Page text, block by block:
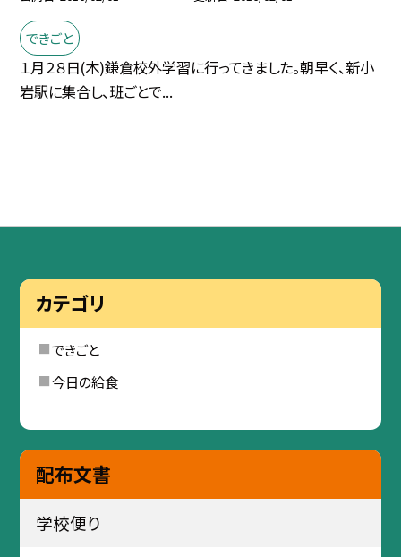
できごと
１月２８日(木)鎌倉校外学習に行ってきました。朝早く、新小
岩駅に集合し、班ごとで...
カテゴリ
できごと
今日の給食
配布文書
学校便り